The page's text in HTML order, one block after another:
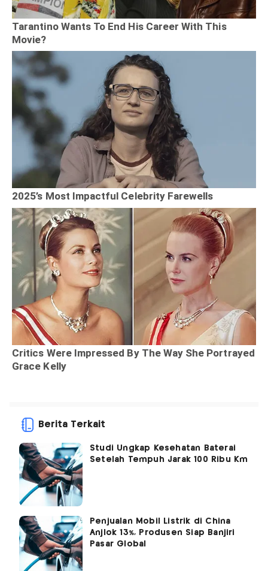
Berita Terkait
Studi Ungkap Kesehatan Baterai
Setelah Tempuh Jarak 100 Ribu Km
Penjualan Mobil Listrik di China
Anjlok 13%, Produsen Siap Banjiri
Pasar Global